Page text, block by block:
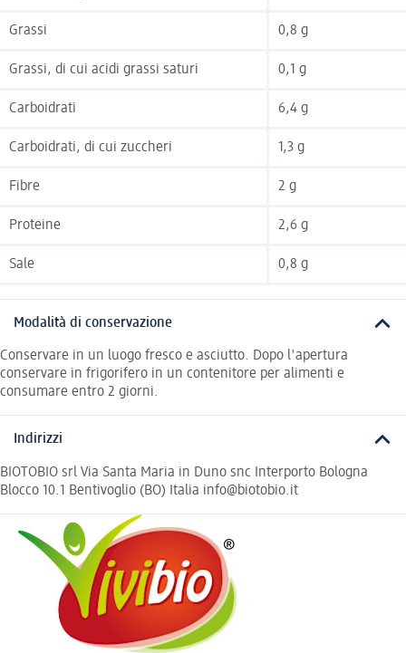
Grassi 0,8 g
Grassi, di cui acidi grassi saturi 0,1 g
Carboidrati 6,4 g
Carboidrati, di cui zuccheri 1,3 g
Fibre 2 g
Proteine 2,6 g
Sale 0,8 g
Modalità di conservazione
Conservare in un luogo fresco e asciutto. Dopo l'apertura
conservare in frigorifero in un contenitore per alimenti e
consumare entro 2 giorni.
Indirizzi
BIOTOBIO srl Via Santa Maria in Duno snc Interporto Bologna
Blocco 10.1 Bentivoglio (BO) Italia info@biotobio.it